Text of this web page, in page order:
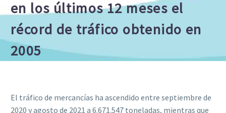
en los últimos 12 meses el
récord de tráfico obtenido en
2005
El tráfico de mercancías ha ascendido entre septiembre de
2020 y agosto de 2021 a 6.671.547 toneladas, mientras que